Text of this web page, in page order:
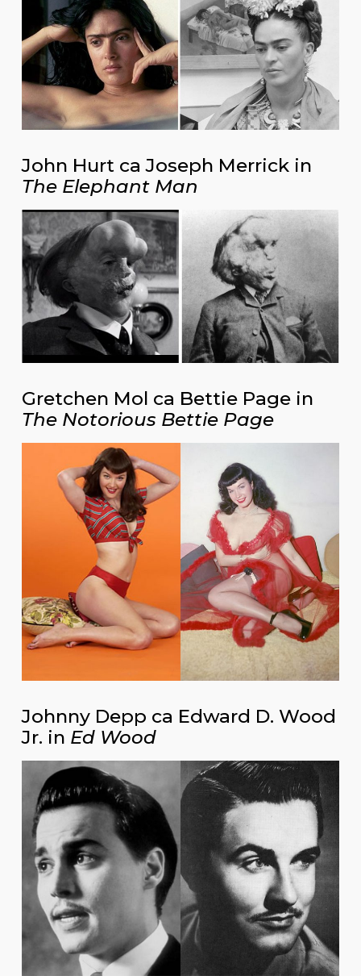
John Hurt ca Joseph Merrick in
The Elephant Man
Gretchen Mol ca Bettie Page in
The Notorious Bettie Page
Johnny Depp ca Edward D. Wood
Jr. in Ed Wood